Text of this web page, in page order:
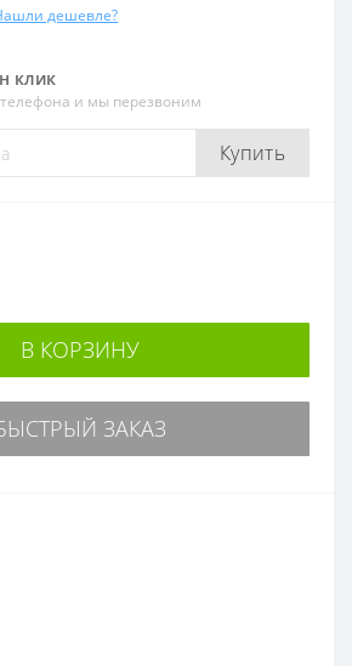
дешевле?
клик
и мы перезвоним
Купить
В КОРЗИНУ
ЗАКАЗ